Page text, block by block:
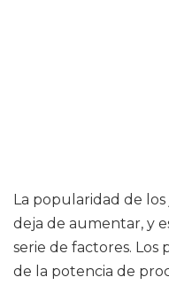
La popularidad de
deja de aumentar, y
serie de factores.
de la potencia de